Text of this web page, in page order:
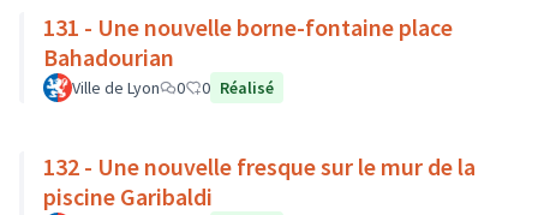
131 - Une nouvelle borne-fontaine place
Bahadourian
Ville de Lyon 0 0 Réalisé
132 - Une nouvelle fresque sur le mur de la
piscine Garibaldi